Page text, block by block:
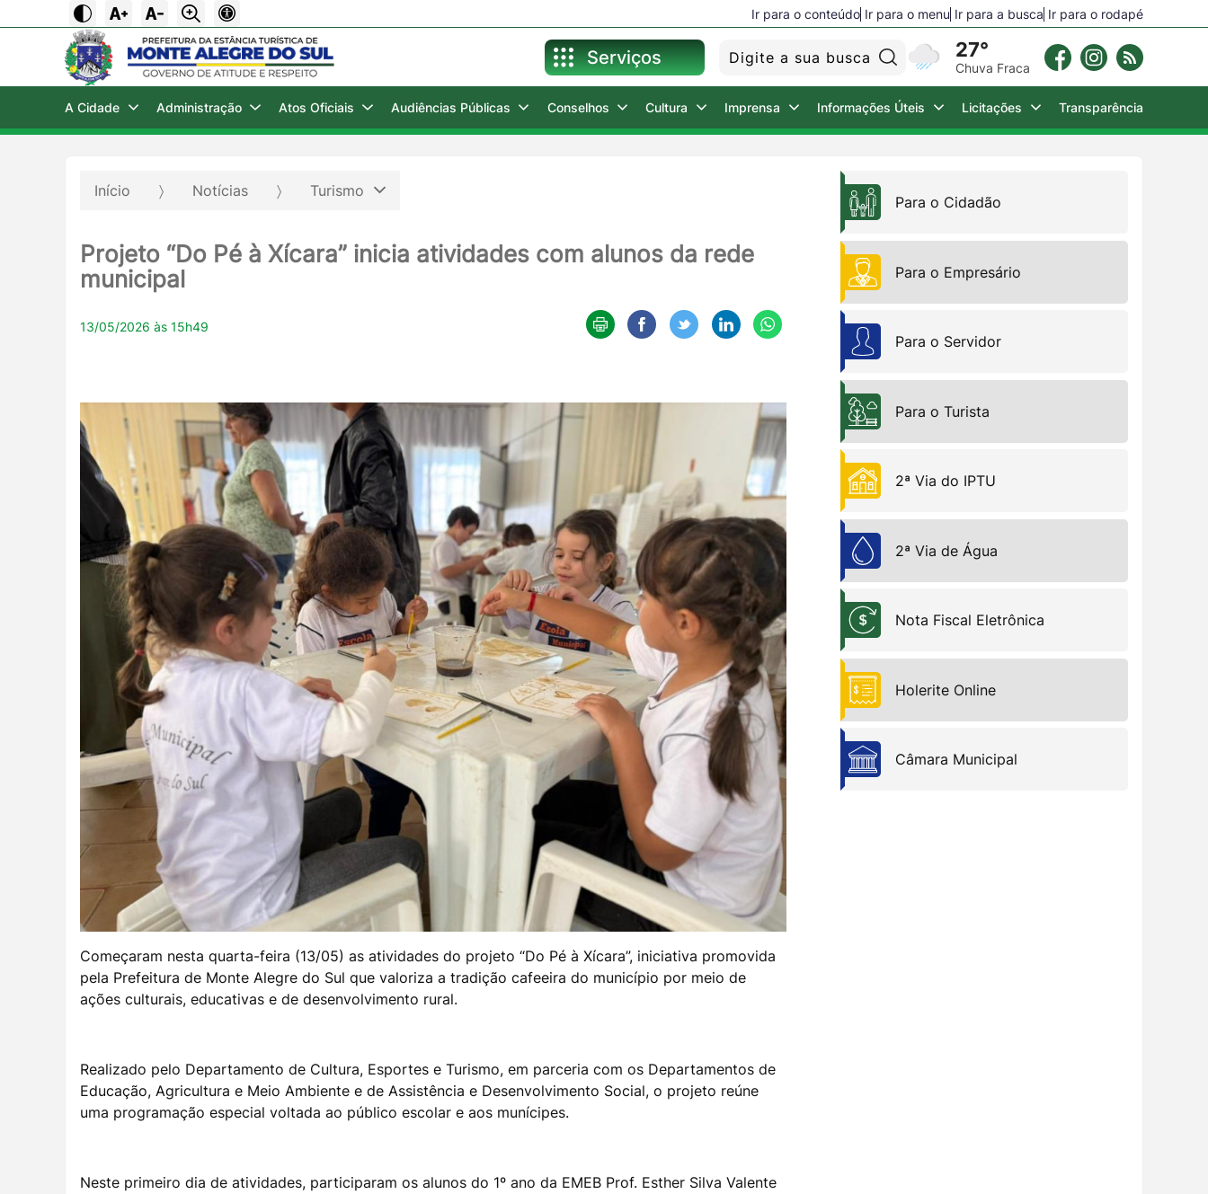
Ir para o conteúdo Ir para o menu Ir para a busca Ir para o rodapé
Serviços
Para o Turista
Holerite Online Câmara Municipal
Eletrônica
2ª Via de Água
SESMT Bem-Estar Animal
+ Serviços
Pesquisar:27°
Chuva Fraca
A Cidade Administração Atos Oficiais Audiências Públicas Conselhos Cultura Imprensa Informações Úteis Licitações Transparência
Início Notícias Turismo
Projeto “Do Pé à Xícara” inicia atividades com alunos da rede
municipal
13/05/2026 às 15h49
Começaram nesta quarta-feira (13/05) as atividades do projeto “Do Pé à Xícara”, iniciativa promovida
pela Prefeitura de Monte Alegre do Sul que valoriza a tradição cafeeira do município por meio de
ações culturais, educativas e de desenvolvimento rural.
Realizado pelo Departamento de Cultura, Esportes e Turismo, em parceria com os Departamentos de
Educação, Agricultura e Meio Ambiente e de Assistência e Desenvolvimento Social, o projeto reúne
uma programação especial voltada ao público escolar e aos munícipes.
Neste primeiro dia de atividades, participaram os alunos do 1º ano da EMEB Prof. Esther Silva Valente
Para o Cidadão
Para o Empresário
Para o Servidor
Para o Turista
2ª Via do IPTU
2ª Via de Água
Nota Fiscal Eletrônica
Holerite Online
Câmara Municipal